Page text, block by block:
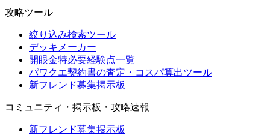
攻略ツール
絞り込み検索ツール
デッキメーカー
開眼金特必要経験点一覧
パワクエ契約書の査定・コスパ算出ツール
新フレンド募集掲示板
コミュニティ・掲示板・攻略速報
新フレンド募集掲示板